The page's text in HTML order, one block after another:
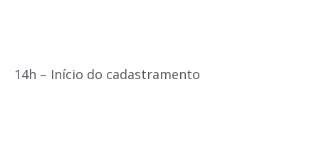
14h – Início do cadastramento